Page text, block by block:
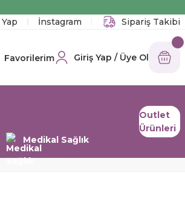
İnstagram Sipariş Takibi
Favorilerim Giriş Yap / Üye Ol
Medikal Sağlık
Outlet
Ürünleri